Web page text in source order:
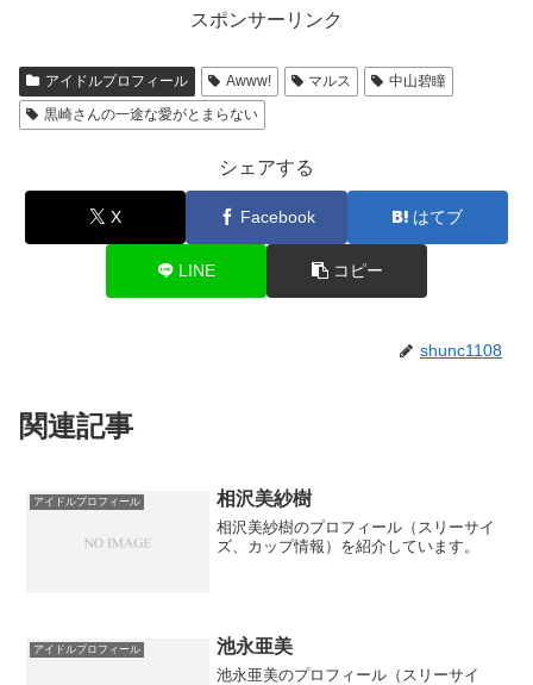
スポンサーリンク
アイドルプロフィール Awww! マルス
中山碧瞳
黒崎さんの一途な愛がとまらない
シェアする
X Facebook はてブ
LINE コピー
shunc1108
関連記事
アイドルプロフィール 相沢美紗樹
相沢美紗樹のプロフィール（スリーサイ
ズ、カップ情報）を紹介しています。
アイドルプロフィール 池永亜美
池永亜美のプロフィール（スリーサイ